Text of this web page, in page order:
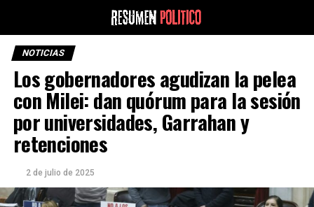
NOTICIAS
Los gobernadores agudizan la pelea
con Milei: dan quórum para la sesión
por universidades, Garrahan y
retenciones
2 de julio de 2025